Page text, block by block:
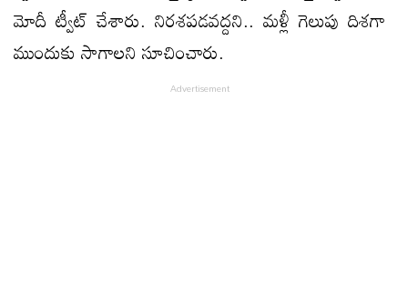
మోదీ ట్వీట్‌ చేశారు. నిరశపడవద్దని.. మళ్లీ గెలుపు దిశగా
ముందుకు సాగాలని సూచించారు.